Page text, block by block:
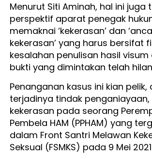
Menurut Siti Aminah, hal ini juga
perspektif aparat penegak
memaknai ‘kekerasan’ dan
kekerasan’ yang harus bersifat
kesalahan penulisan hasil
bukti yang dimintakan telah
Penanganan kasus ini kian pelik,
terjadinya tindak
kekerasan pada seorang
Pembela HAM (PPHAM) yang
dalam Front Santri Melawan
Seksual (FSMKS) pada 9 Mei